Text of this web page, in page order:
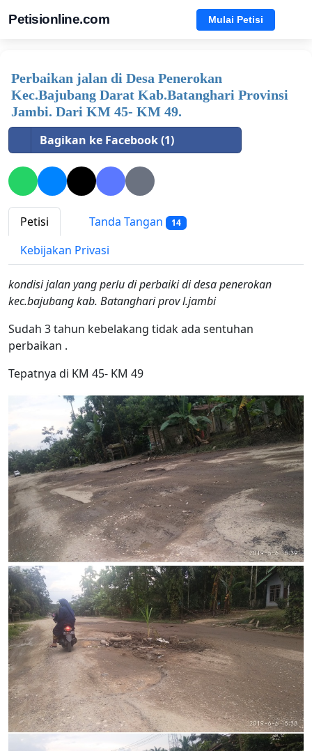
Petisionline.com Mulai Petisi
Perbaikan jalan di Desa Penerokan
Kec.Bajubang Darat Kab.Batanghari Provinsi
Jambi. Dari KM 45- KM 49.
Bagikan ke Facebook (1)
Petisi Tanda Tangan 14
Kebijakan Privasi
kondisi jalan yang perlu di perbaiki di desa penerokan
kec.bajubang kab. Batanghari prov l.jambi
Sudah 3 tahun kebelakang tidak ada sentuhan
perbaikan .
Tepatnya di KM 45- KM 49